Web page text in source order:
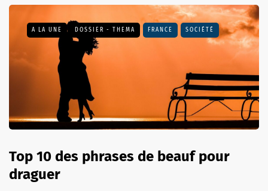
A LA UNE DOSSIER - THEMA FRANCE SOCIÉTÉ
Top 10 des phrases de beauf pour
draguer